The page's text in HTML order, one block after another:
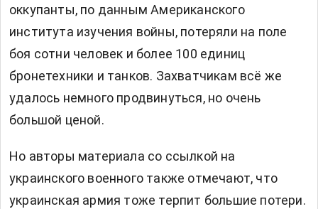
оккупанты, по данным Американского
института изучения войны, потеряли на поле
боя сотни человек и более 100 единиц
бронетехники и танков. Захватчикам всё же
удалось немного продвинуться, но очень
большой ценой.
Но авторы материала со ссылкой на
украинского военного также отмечают, что
украинская армия тоже терпит большие потери.